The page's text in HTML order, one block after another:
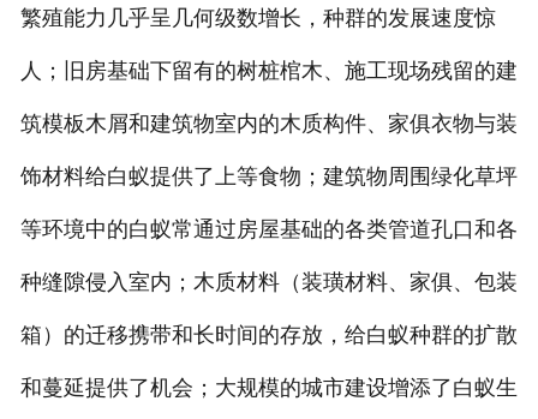
繁殖能力几乎呈几何级数增长，种群的发展速度惊
人；旧房基础下留有的树桩棺木、施工现场残留的建
筑模板木屑和建筑物室内的木质构件、家俱衣物与装
饰材料给白蚁提供了上等食物；建筑物周围绿化草坪
等环境中的白蚁常通过房屋基础的各类管道孔口和各
种缝隙侵入室内；木质材料（装璜材料、家俱、包装
箱）的迁移携带和长时间的存放，给白蚁种群的扩散
和蔓延提供了机会；大规模的城市建设增添了白蚁生